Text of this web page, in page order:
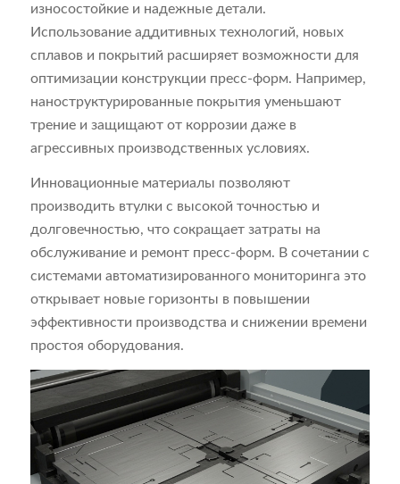
износостойкие и надежные детали.
Использование аддитивных технологий, новых
сплавов и покрытий расширяет возможности для
оптимизации конструкции пресс-форм. Например,
наноструктурированные покрытия уменьшают
трение и защищают от коррозии даже в
агрессивных производственных условиях.
Инновационные материалы позволяют
производить втулки с высокой точностью и
долговечностью, что сокращает затраты на
обслуживание и ремонт пресс-форм. В сочетании с
системами автоматизированного мониторинга это
открывает новые горизонты в повышении
эффективности производства и снижении времени
простоя оборудования.